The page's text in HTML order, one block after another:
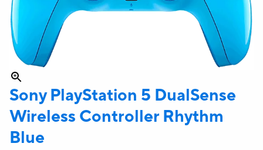
SonyPlayStation 5 DualSense
Wireless Controller Rhythm
Blue